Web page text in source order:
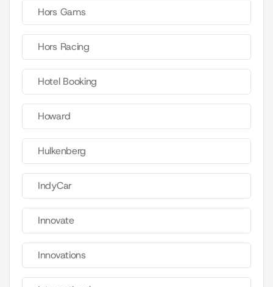
Hors Gams
Hors Racing
Hotel Booking
Howard
Hulkenberg
IndyCar
Innovate
Innovations